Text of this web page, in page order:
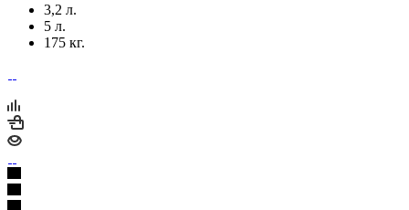
3,2 л.
5 л.
175 кг.